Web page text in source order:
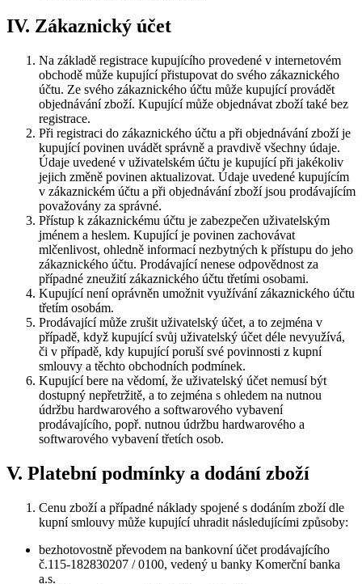
IV. Zákaznický účet
Na základě registrace kupujícího provedené v internetovém
obchodě může kupující přistupovat do svého zákaznického
účtu. Ze svého zákaznického účtu může kupující provádět
objednávání zboží. Kupující může objednávat zboží také bez
registrace.
Při registraci do zákaznického účtu a při objednávání zboží je
kupující povinen uvádět správně a pravdivě všechny údaje.
Údaje uvedené v uživatelském účtu je kupující při jakékoliv
jejich změně povinen aktualizovat. Údaje uvedené kupujícím
v zákaznickém účtu a při objednávání zboží jsou prodávajícím
považovány za správné.
Přístup k zákaznickému účtu je zabezpečen uživatelským
jménem a heslem. Kupující je povinen zachovávat
mlčenlivost, ohledně informací nezbytných k přístupu do jeho
zákaznického účtu. Prodávající nenese odpovědnost za
případné zneužití zákaznického účtu třetími osobami.
Kupující není oprávněn umožnit využívání zákaznického účtu
třetím osobám.
Prodávající může zrušit uživatelský účet, a to zejména v
případě, když kupující svůj uživatelský účet déle nevyužívá,
či v případě, kdy kupující poruší své povinnosti z kupní
smlouvy a těchto obchodních podmínek.
Kupující bere na vědomí, že uživatelský účet nemusí být
dostupný nepřetržitě, a to zejména s ohledem na nutnou
údržbu hardwarového a softwarového vybavení
prodávajícího, popř. nutnou údržbu hardwarového a
softwarového vybavení třetích osob.
V. Platební podmínky a dodání zboží
Cenu zboží a případné náklady spojené s dodáním zboží dle
kupní smlouvy může kupující uhradit následujícími způsoby:
bezhotovostně převodem na bankovní účet prodávajícího
č.115-182830207 / 0100, vedený u banky Komerční banka
a.s.